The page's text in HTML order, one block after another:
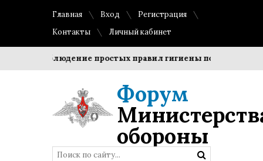
Главная Вход
Регистрация
Контакты
Личный кабинет
Соблюдение простых правил гигиены помогает
Форум
обороны